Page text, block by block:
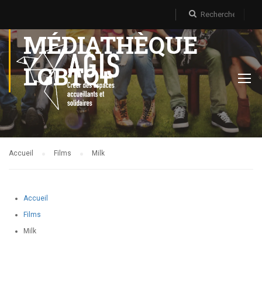
MÉDIATHÈQUE
LGBTQ+
Accueil Films Milk
Accueil
Films
Milk